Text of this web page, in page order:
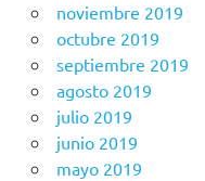
noviembre 2019
octubre 2019
septiembre 2019
agosto 2019
julio 2019
junio 2019
mayo 2019